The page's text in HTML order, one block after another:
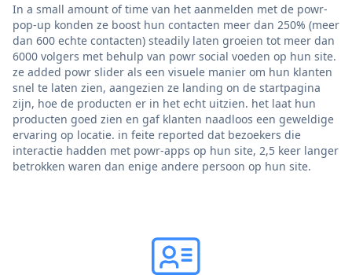
In a small amount of time van het aanmelden met de powr-
pop-up konden ze boost hun contacten meer dan 250% (meer
dan 600 echte contacten) steadily laten groeien tot meer dan
6000 volgers met behulp van powr social voeden op hun site.
ze added powr slider als een visuele manier om hun klanten
snel te laten zien, aangezien ze landing on de startpagina
zijn, hoe de producten er in het echt uitzien. het laat hun
producten goed zien en gaf klanten naadloos een geweldige
ervaring op locatie. in feite reported dat bezoekers die
interactie hadden met powr-apps op hun site, 2,5 keer langer
betrokken waren dan enige andere persoon op hun site.